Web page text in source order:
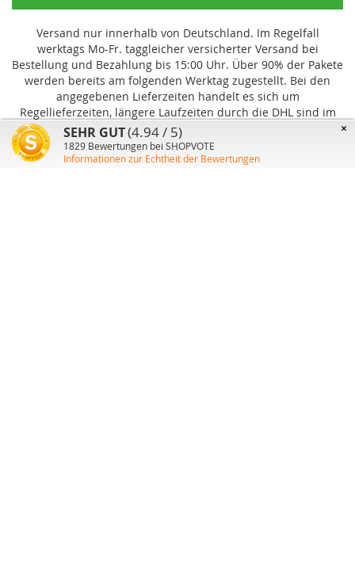
Versand nur innerhalb von Deutschland. Im Regelfall
werktags Mo-Fr. taggleicher versicherter Versand bei
Bestellung und Bezahlung bis 15:00 Uhr. Über 90% der Pakete
werden bereits am folgenden Werktag zugestellt. Bei den
angegebenen Lieferzeiten handelt es sich um
Regellieferzeiten, längere Laufzeiten durch die DHL sind im
Einzelfall möglich und können von uns nicht beeinflusst
werden.
×
SEHR GUT(4.94 / 5)
1829 Bewertungen bei SHOPVOTE
Informationen zur Echtheit der Bewertungen